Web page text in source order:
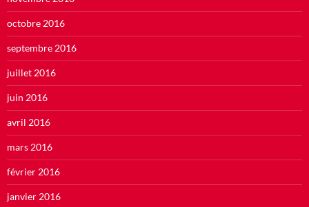
octobre 2016
septembre 2016
juillet 2016
juin 2016
avril 2016
mars 2016
février 2016
janvier 2016